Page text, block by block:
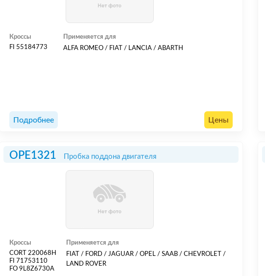
Кроссы
FI 55184773
Применяется для
ALFA ROMEO / FIAT / LANCIA / ABARTH
Подробнее Цены
OPE1321 Пробка поддона двигателя
Кроссы
CORT 220068H
FI 71753110
FO 9L8Z6730A
Применяется для
FIAT / FORD / JAGUAR / OPEL / SAAB / CHEVROLET /
LAND ROVER